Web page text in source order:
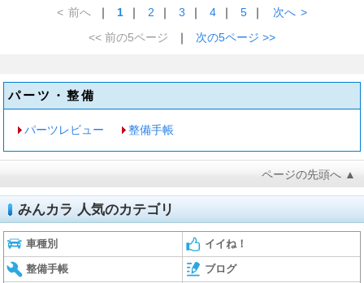
< 前へ ｜ 1 ｜ 2 ｜ 3 ｜ 4 ｜ 5 ｜ 次へ >
<< 前の5ページ
｜ 次の5ページ >>
パーツ・整備
パーツレビュー 整備手帳
ページの先頭へ ▲
みんカラ 人気のカテゴリ
車種別 イイね！
整備手帳 ブログ